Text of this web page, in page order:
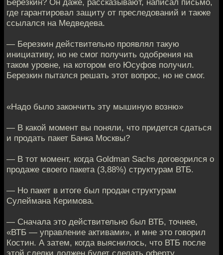
Березкин? Он даже, рассказывают, написал письмо,
где гарантировал защиту от преследований и также
ссылался на Медведева.
— Березкин действительно проявлял такую
инициативу, но не смог получить одобрения на
таком уровне, на котором его Юсуфов получил.
Березкин пытался решать этот вопрос, но не смог.
«Надо было закончить эту мышиную возню»
— В какой момент вы поняли, что придется сдаться
и продать пакет Банка Москвы?
— В тот момент, когда Goldman Sachs договорился о
продаже своего пакета (3,88%) структурам ВТБ.
— Но пакет в итоге был продан структурам
Сулеймана Керимова.
— Сначала это действительно был ВТБ, точнее,
«ВТБ — управление активами», и мне это говорил
Костин. А затем, когда выяснилось, что ВТБ после